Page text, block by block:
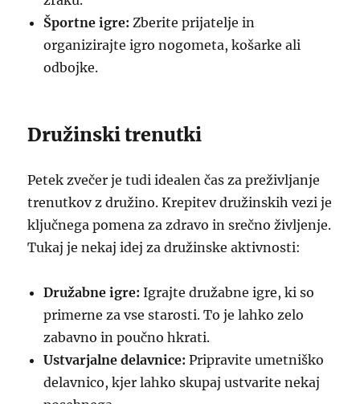
Športne igre: Zberite prijatelje in
organizirajte igro nogometa, košarke ali
odbojke.
Družinski trenutki
Petek zvečer je tudi idealen čas za preživljanje
trenutkov z družino. Krepitev družinskih vezi je
ključnega pomena za zdravo in srečno življenje.
Tukaj je nekaj idej za družinske aktivnosti:
Družabne igre: Igrajte družabne igre, ki so
primerne za vse starosti. To je lahko zelo
zabavno in poučno hkrati.
Ustvarjalne delavnice: Pripravite umetniško
delavnico, kjer lahko skupaj ustvarite nekaj